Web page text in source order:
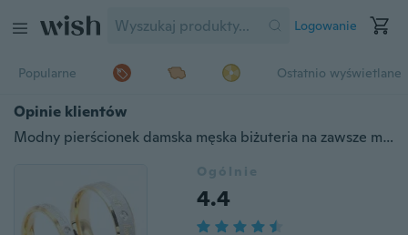
Logowanie
Popularne Ostatnio wyświetlane
Opinie klientów
Modny pierścionek damska męska biżuteria na zawsze miłość złoto tytanowe pierścionki dla par biżuteria urok pierścionek z brylantem Vintage pierścionek przyrzeczenia prezent zaskoczony
Ogólnie
4.4